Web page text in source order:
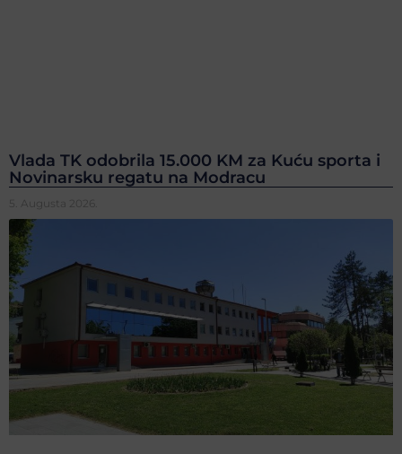
Vlada TK odobrila 15.000 KM za Kuću sporta i
Novinarsku regatu na Modracu
5. Augusta 2026.